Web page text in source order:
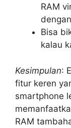
RAM
Bisa
kalau
Kesimpulan:
fitur keren
smartphone
RAM